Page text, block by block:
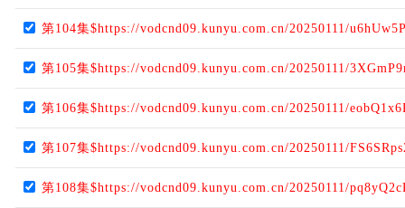
第104集$https://vodcnd09.kunyu.com.cn/20250111/
第105集$https://vodcnd09.kunyu.com.cn/20250111/
第106集$https://vodcnd09.kunyu.com.cn/20250111/
第107集$https://vodcnd09.kunyu.com.cn/20250111/
第108集$https://vodcnd09.kunyu.com.cn/20250111/